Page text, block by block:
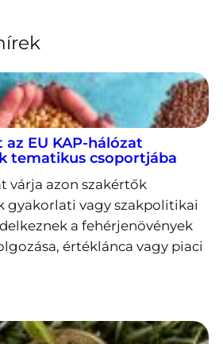
EU KAP-hálózat
tematikus csoportjába
várja azon szakértők
gyakorlati vagy szakpolitikai
a fehérjenövények
értéklánca vagy piaci